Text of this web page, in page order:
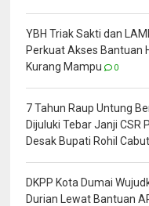
YBH Triak Sakti dan
Perkuat Akses Bantuan
Kurang Mampu
0
7 Tahun Raup Untung
Dijuluki Tebar Janji CSR
Desak Bupati Rohil
DKPP Kota Dumai
Durian Lewat Bantuan